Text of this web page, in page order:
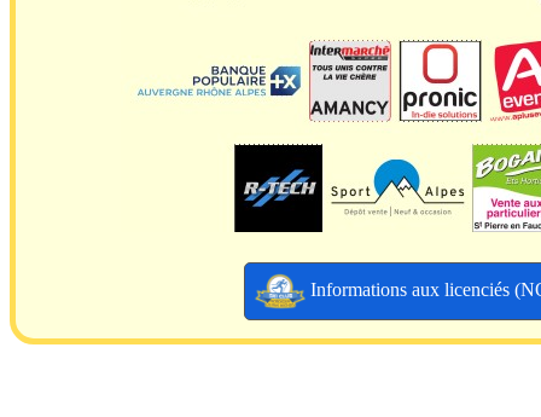
Informations aux licenciés